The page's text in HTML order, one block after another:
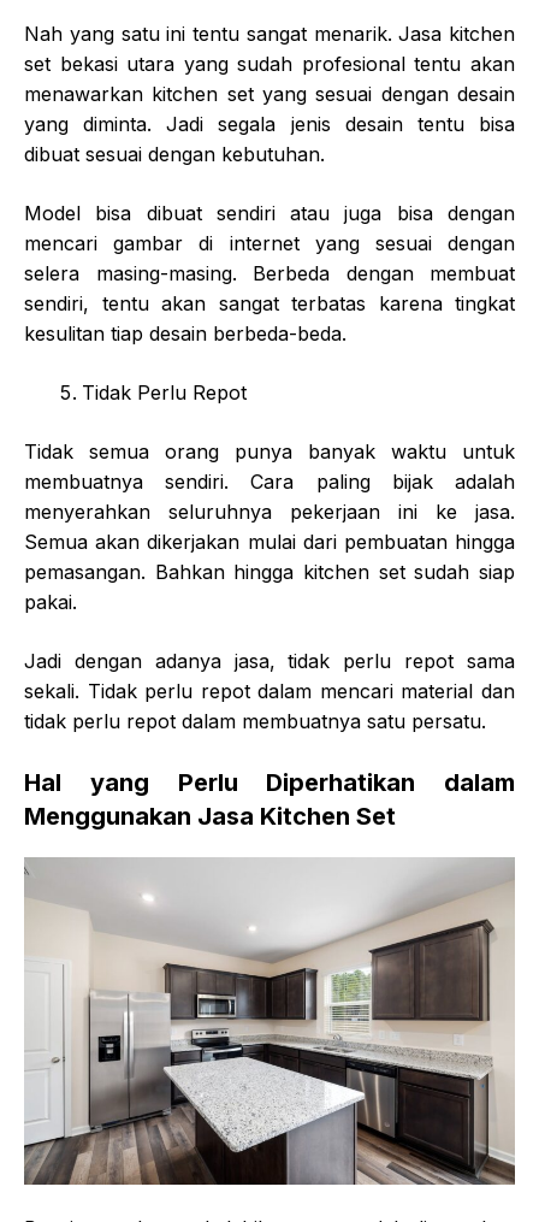
Nah yang satu ini tentu sangat menarik. Jasa kitchen
set bekasi utara yang sudah profesional tentu akan
menawarkan kitchen set yang sesuai dengan desain
yang diminta. Jadi segala jenis desain tentu bisa
dibuat sesuai dengan kebutuhan.
Model bisa dibuat sendiri atau juga bisa dengan
mencari gambar di internet yang sesuai dengan
selera masing-masing. Berbeda dengan membuat
sendiri, tentu akan sangat terbatas karena tingkat
kesulitan tiap desain berbeda-beda.
Tidak Perlu Repot
Tidak semua orang punya banyak waktu untuk
membuatnya sendiri. Cara paling bijak adalah
menyerahkan seluruhnya pekerjaan ini ke jasa.
Semua akan dikerjakan mulai dari pembuatan hingga
pemasangan. Bahkan hingga kitchen set sudah siap
pakai.
Jadi dengan adanya jasa, tidak perlu repot sama
sekali. Tidak perlu repot dalam mencari material dan
tidak perlu repot dalam membuatnya satu persatu.
Hal yang Perlu Diperhatikan dalam
Menggunakan Jasa Kitchen Set